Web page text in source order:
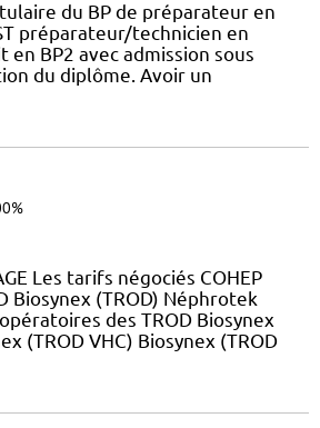
du BP de préparateur en
préparateur/technicien en
en BP2 avec admission sous
du diplôme. Avoir un
Les tarifs négociés COHEP
Biosynex (TROD) Néphrotek
des TROD Biosynex
(TROD VHC) Biosynex (TROD